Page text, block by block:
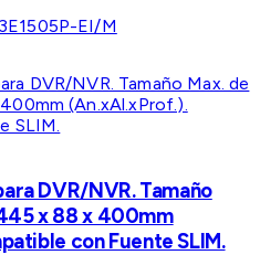
EI/M
DVR/NVR. Tamaño
x 88 x 400mm
con Fuente SLIM.